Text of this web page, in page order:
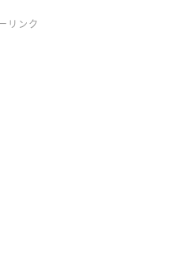
リンク